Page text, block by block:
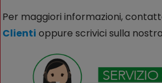
Per maggiori informazioni,
Clienti oppure scrivici sulla nostra